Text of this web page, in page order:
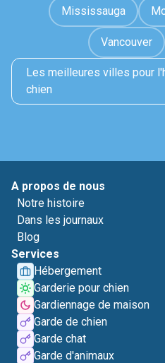
Mississauga
Vancouver
Les meilleures villes pour
chien
A propos de nous
Notre histoire
Dans les journaux
Blog
Services
Hébergement
Garderie pour chien
Gardiennage de maison
Garde de chien
Garde chat
Garde d'animaux